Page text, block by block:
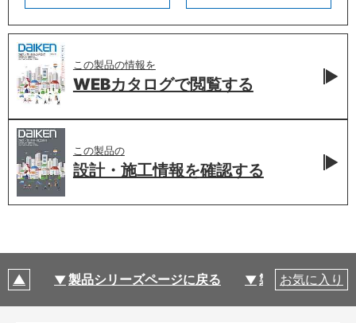
この製品の情報を
WEBカタログで閲覧する
この製品の
設計・施工情報を確認する
製品シリーズページに戻る 製品仕様
お気に入り